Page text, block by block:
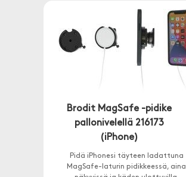
Brodit MagSafe -pidike
pallonivelellä 216173
(iPhone)
Pidä iPhonesi täyteen ladattuna
MagSafe-laturin pidikkeessä, aina